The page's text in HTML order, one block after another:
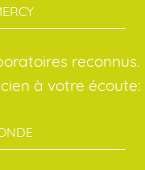
reconnus.
à votre écoute: